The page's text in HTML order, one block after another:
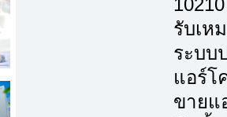
10210
รับเห
ระบบ
แอร์โ
ขายแ